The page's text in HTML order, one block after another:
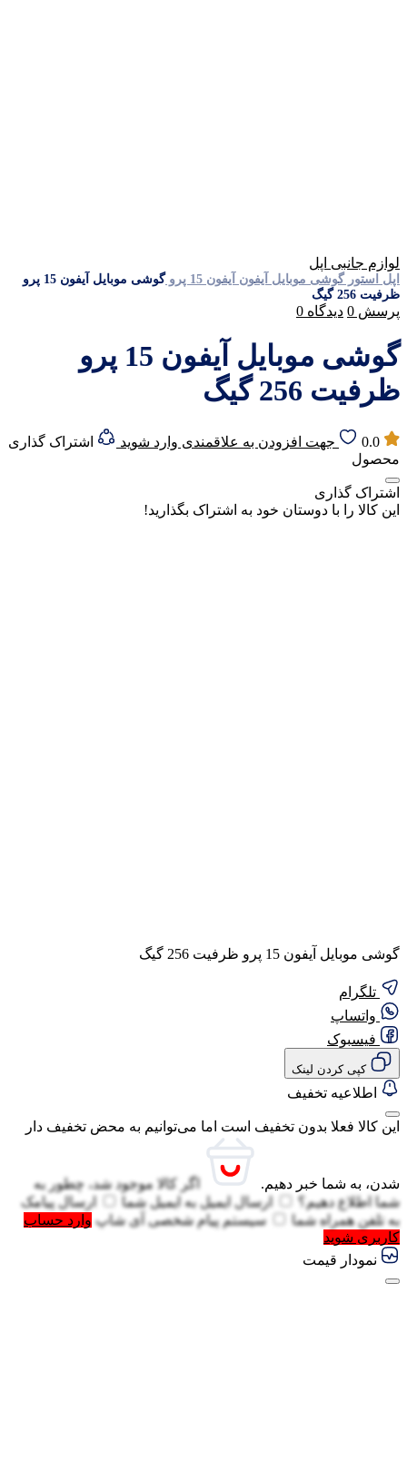
لوازم جانبی اپل
اپل استور گوشی موبایل آیفون آیفون 15 پرو
گوشی موبایل آیفون 15 پرو
ظرفیت 256 گیگ
پرسش 0 دیدگاه 0
گوشی موبایل آیفون 15 پرو
ظرفیت 256 گیگ
0.0 جهت افزودن به علاقمندی وارد شوید
اشتراک گذاری
محصول
اشتراک گذاری
این کالا را با دوستان خود به اشتراک بگذارید!
گوشی موبایل آیفون 15 پرو ظرفیت 256 گیگ
تلگرام
واتساپ
فیسبوک
کپی کردن لینک
اطلاعیه تخفیف
این کالا فعلا بدون تخفیف است اما می‌توانیم به محض تخفیف دار
شدن، به شما خبر دهیم.
اگر کالا موجود شد، چطور به
شما اطلاع دهیم؟
ارسال ایمیل به ایمیل شما
ارسال پیامک
به تلفن همراه شما سیستم پیام شخصی آی شاپ وارد حساب
کاربری شوید
نمودار قیمت